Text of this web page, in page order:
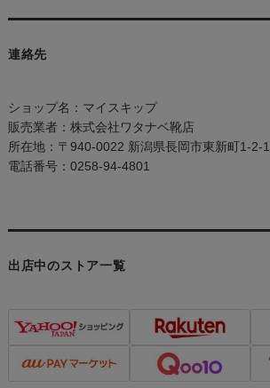
連絡先
ショップ名：マイスキップ
販売業者：株式会社ワタナベ靴店
所在地：〒940-0022 新潟県長岡市東新町1-2-1
電話番号：0258-94-4801
出店中のストア一覧